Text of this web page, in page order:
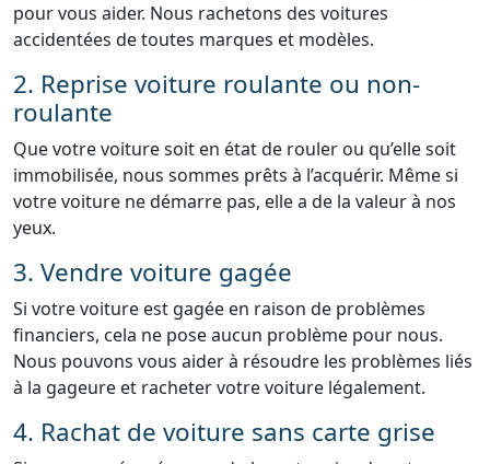
pour vous aider. Nous rachetons des voitures
accidentées de toutes marques et modèles.
2. Reprise voiture roulante ou non-
roulante
Que votre voiture soit en état de rouler ou qu’elle soit
immobilisée, nous sommes prêts à l’acquérir. Même si
votre voiture ne démarre pas, elle a de la valeur à nos
yeux.
3. Vendre voiture gagée
Si votre voiture est gagée en raison de problèmes
financiers, cela ne pose aucun problème pour nous.
Nous pouvons vous aider à résoudre les problèmes liés
à la gageure et racheter votre voiture légalement.
4. Rachat de voiture sans carte grise